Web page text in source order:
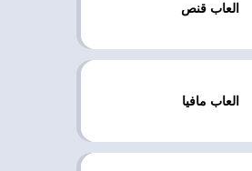
العاب قنص
العاب مافيا